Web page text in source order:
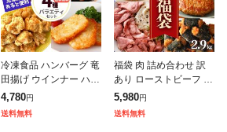
冷凍食品 ハンバーグ 竜
田揚げ ウインナー ハッ
シュポテト 4種 福袋 唐
揚げ 肉 詰め合わせ セ
4,780円
送料無料
福袋 肉 詰め合わせ 訳
あり ローストビーフ 切
落し フライドチキン ハ
ンバーグ ウインナー ソ
5,980円
送料無料